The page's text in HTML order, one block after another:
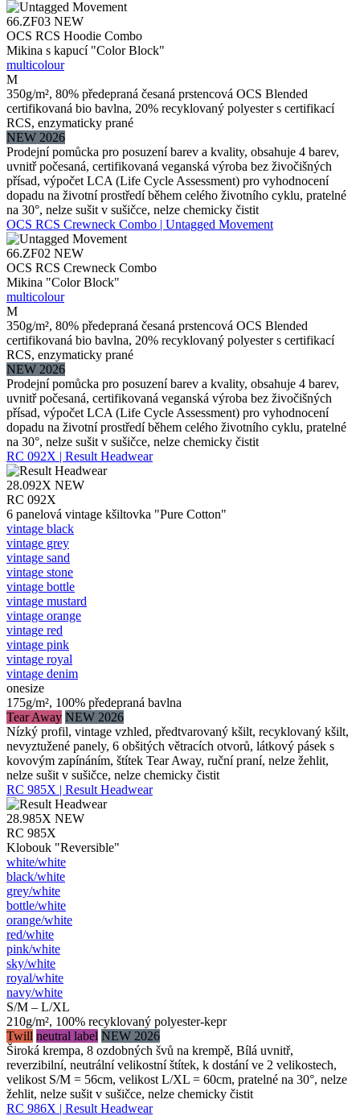
66.ZF03 NEW
OCS RCS Hoodie Combo
Mikina s kapucí "Color Block"
multicolour
M
350g/m², 80% předepraná česaná prstencová OCS Blended
certifikovaná bio bavlna, 20% recyklovaný polyester s certifikací
RCS, enzymaticky prané
NEW 2026
Prodejní pomůcka pro posuzení barev a kvality, obsahuje 4 barev,
uvnitř počesaná, certifikovaná veganská výroba bez živočišných
přísad, výpočet LCA (Life Cycle Assessment) pro vyhodnocení
dopadu na životní prostředí během celého životního cyklu, pratelné
na 30°, nelze sušit v sušičce, nelze chemicky čistit
OCS RCS Crewneck Combo | Untagged Movement
66.ZF02 NEW
OCS RCS Crewneck Combo
Mikina "Color Block"
multicolour
M
350g/m², 80% předepraná česaná prstencová OCS Blended
certifikovaná bio bavlna, 20% recyklovaný polyester s certifikací
RCS, enzymaticky prané
NEW 2026
Prodejní pomůcka pro posuzení barev a kvality, obsahuje 4 barev,
uvnitř počesaná, certifikovaná veganská výroba bez živočišných
přísad, výpočet LCA (Life Cycle Assessment) pro vyhodnocení
dopadu na životní prostředí během celého životního cyklu, pratelné
na 30°, nelze sušit v sušičce, nelze chemicky čistit
RC 092X | Result Headwear
28.092X NEW
RC 092X
6 panelová vintage kšiltovka "Pure Cotton"
vintage black
vintage grey
vintage sand
vintage stone
vintage bottle
vintage mustard
vintage orange
vintage red
vintage pink
vintage royal
vintage denim
onesize
175g/m², 100% předepraná bavlna
Tear Away NEW 2026
Nízký profil, vintage vzhled, předtvarovaný kšilt, recyklovaný kšilt,
nevyztužené panely, 6 obšitých větracích otvorů, látkový pásek s
kovovým zapínáním, štítek Tear Away, ruční praní, nelze žehlit,
nelze sušit v sušičce, nelze chemicky čistit
RC 985X | Result Headwear
28.985X NEW
RC 985X
Klobouk "Reversible"
white/​white
black/​white
grey/​white
bottle/​white
orange/​white
red/​white
pink/​white
sky/​white
royal/​white
navy/​white
S/M – L/XL
210g/m², 100% recyklovaný polyester-kepr
Twill neutral label NEW 2026
Široká krempa, 8 ozdobných švů na krempě, Bílá uvnitř,
reverzibilní, neutrální velikostní štítek, k dostání ve 2 velikostech,
velikost S/M = 56cm, velikost L/XL = 60cm, pratelné na 30°, nelze
žehlit, nelze sušit v sušičce, nelze chemicky čistit
RC 986X | Result Headwear